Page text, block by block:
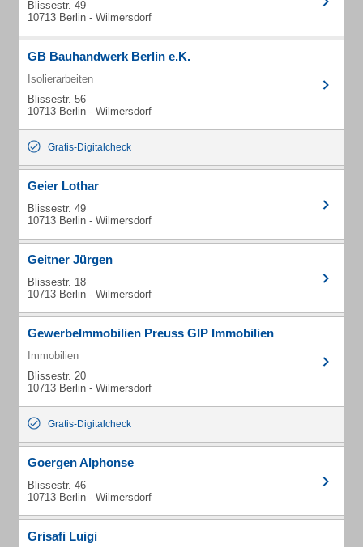
Blissestr. 49
10713 Berlin - Wilmersdorf
GB Bauhandwerk Berlin e.K.
Isolierarbeiten
Blissestr. 56
10713 Berlin - Wilmersdorf
Gratis-Digitalcheck
Geier Lothar
Blissestr. 49
10713 Berlin - Wilmersdorf
Geitner Jürgen
Blissestr. 18
10713 Berlin - Wilmersdorf
GewerbeImmobilien Preuss GIP Immobilien
Immobilien
Blissestr. 20
10713 Berlin - Wilmersdorf
Gratis-Digitalcheck
Goergen Alphonse
Blissestr. 46
10713 Berlin - Wilmersdorf
Grisafi Luigi